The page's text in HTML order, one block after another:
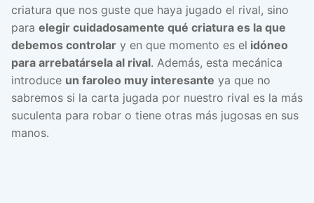
criatura que nos guste que haya jugado el rival, sino
para elegir cuidadosamente qué criatura es la que
debemos controlar y en que momento es el idóneo
para arrebatársela al rival. Además, esta mecánica
introduce un faroleo muy interesante ya que no
sabremos si la carta jugada por nuestro rival es la más
suculenta para robar o tiene otras más jugosas en sus
manos.